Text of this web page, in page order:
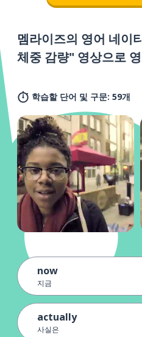
멤라이즈의 영어 네이
체중 감량" 영상으로
학습할 단어 및 구문: 59개
now
지금
actually
사실은